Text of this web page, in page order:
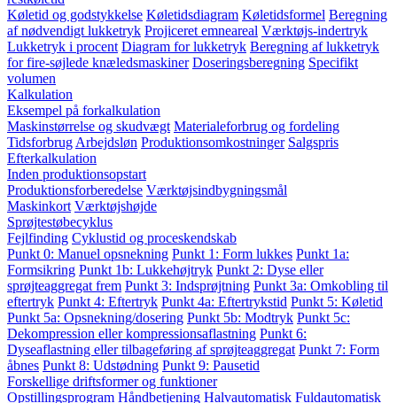
Køletid og godstykkelse Køletidsdiagram Køletidsformel Beregning
af nødvendigt lukketryk Projiceret emneareal Værktøjs-indertryk
Lukketryk i procent Diagram for lukketryk Beregning af lukketryk
for fire-søjlede knæledsmaskiner Doseringsberegning Specifikt
volumen
Kalkulation
Eksempel på forkalkulation
Maskinstørrelse og skudvægt Materialeforbrug og fordeling
Tidsforbrug Arbejdsløn Produktionsomkostninger Salgspris
Efterkalkulation
Inden produktionsopstart
Produktionsforberedelse Værktøjsindbygningsmål
Maskinkort Værktøjshøjde
Sprøjtestøbecyklus
Fejlfinding Cyklustid og proceskendskab
Punkt 0: Manuel opsnekning Punkt 1: Form lukkes Punkt 1a:
Formsikring Punkt 1b: Lukkehøjtryk Punkt 2: Dyse eller
sprøjteaggregat frem Punkt 3: Indsprøjtning Punkt 3a: Omkobling til
eftertryk Punkt 4: Eftertryk Punkt 4a: Eftertrykstid Punkt 5: Køletid
Punkt 5a: Opsnekning/dosering Punkt 5b: Modtryk Punkt 5c:
Dekompression eller kompressionsaflastning Punkt 6:
Dyseaflastning eller tilbageføring af sprøjteaggregat Punkt 7: Form
åbnes Punkt 8: Udstødning Punkt 9: Pausetid
Forskellige driftsformer og funktioner
Opstillingsprogram Håndbetjening Halvautomatisk Fuldautomatisk